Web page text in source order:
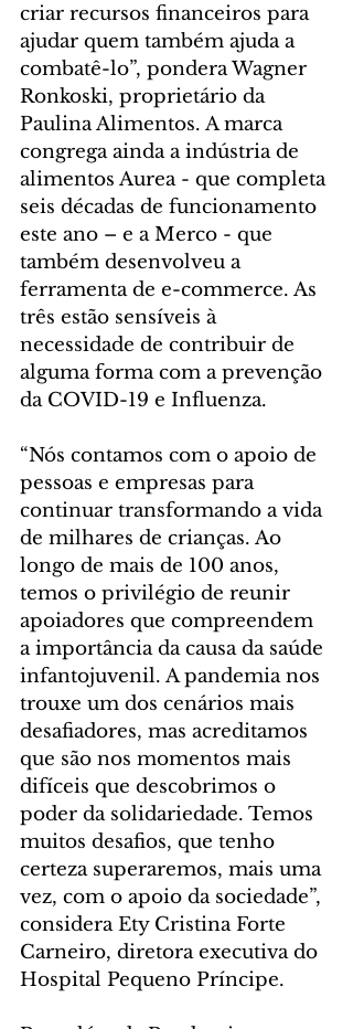
criar recursos financeiros para
ajudar quem também ajuda a
combatê-lo”, pondera Wagner
Ronkoski, proprietário da
Paulina Alimentos. A marca
congrega ainda a indústria de
alimentos Aurea - que completa
seis décadas de funcionamento
este ano – e a Merco - que
também desenvolveu a
ferramenta de e-commerce. As
três estão sensíveis à
necessidade de contribuir de
alguma forma com a prevenção
da COVID-19 e Influenza.
“Nós contamos com o apoio de
pessoas e empresas para
continuar transformando a vida
de milhares de crianças. Ao
longo de mais de 100 anos,
temos o privilégio de reunir
apoiadores que compreendem
a importância da causa da saúde
infantojuvenil. A pandemia nos
trouxe um dos cenários mais
desafiadores, mas acreditamos
que são nos momentos mais
difíceis que descobrimos o
poder da solidariedade. Temos
muitos desafios, que tenho
certeza superaremos, mais uma
vez, com o apoio da sociedade”,
considera Ety Cristina Forte
Carneiro, diretora executiva do
Hospital Pequeno Príncipe.